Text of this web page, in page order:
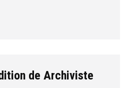
de Archiviste